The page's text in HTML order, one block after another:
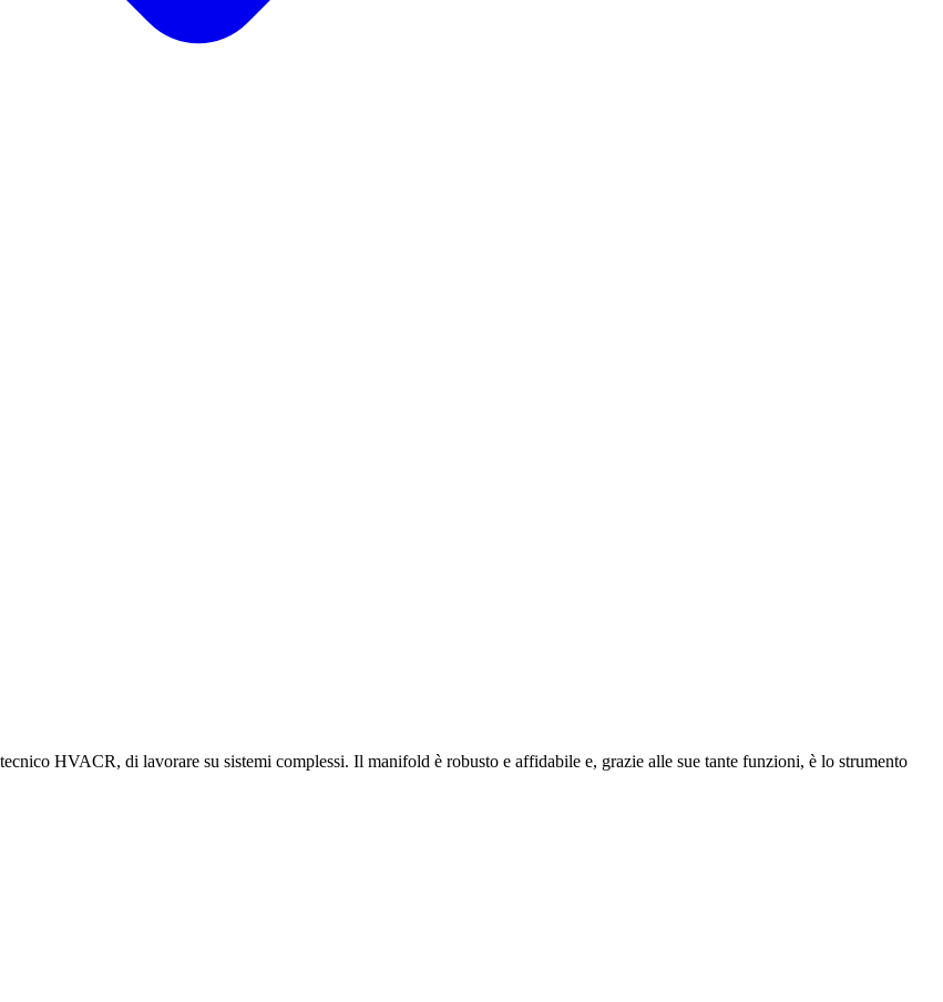
HVACR, di lavorare su sistemi complessi. Il manifold è robusto e affidabile e, grazie alle sue tante funzioni, è lo strumento